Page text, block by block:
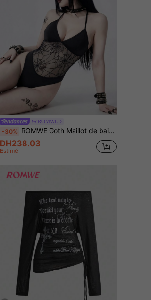
ROMWE
-30% ROMWE Goth Maillot de bain une pièce pour femmes avec patchwork en maille à motif toile d'araignée
DH238.03
Estimé